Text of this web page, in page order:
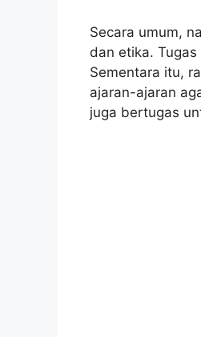
Secara umum,
dan etika.
Sementara itu,
ajaran-ajaran
juga bertugas